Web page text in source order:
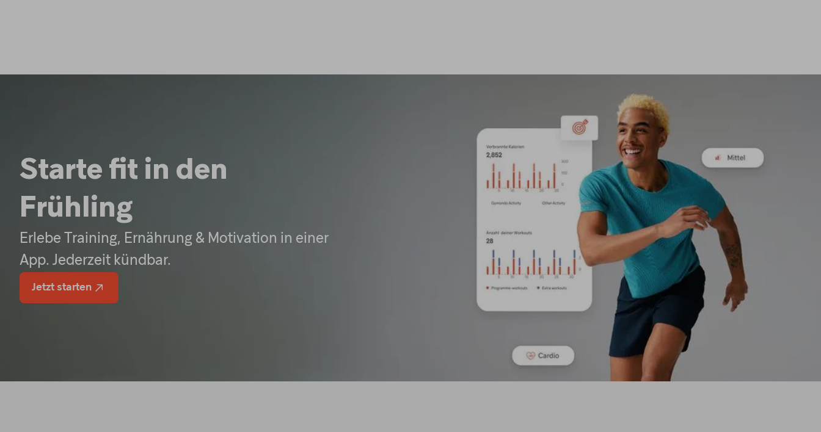
Starte fit in den
Frühling
Erlebe Training, Ernährung & Motivation in einer
App. Jederzeit kündbar.
Jetzt starten